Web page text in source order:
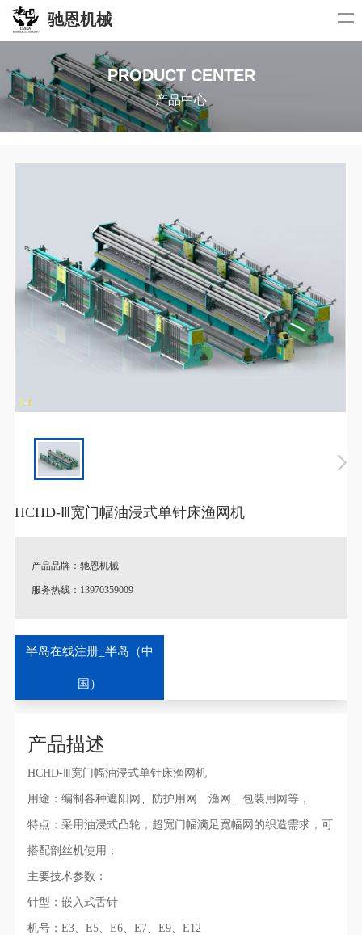
驰恩机械
PRODUCT CENTER
产品中心
1-1
HCHD-Ⅲ宽门幅油浸式单针床渔网机
产品品牌：驰恩机械
服务热线：13970359009
特别说明：产品图片以及参数跟实际产品略有差异。
半岛在线注册_半岛（中
国）
产品描述
HCHD-Ⅲ宽门幅油浸式单针床渔网机
用途：编制各种遮阳网、防护用网、渔网、包装用网等，
特点：采用油浸式凸轮，超宽门幅满足宽幅网的织造需求，可
搭配剖丝机使用；
主要技术参数：
针型：嵌入式舌针
机号：E3、E5、E6、E7、E9、E12